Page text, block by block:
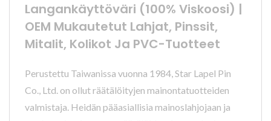
Langankäyttöväri (100% Viskoosi) |
OEM Mukautetut Lahjat, Pinssit,
Mitalit, Kolikot Ja PVC-Tuotteet
Perustettu Taiwanissa vuonna 1984, Star Lapel Pin
Co., Ltd. on ollut räätälöityjen mainontatuotteiden
valmistaja. Heidän pääasiallisia mainoslahjojaan ja